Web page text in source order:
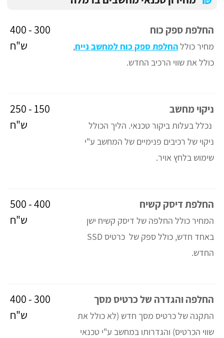
החלפת ספק כוח
מחיר כוללהחלפת ספק כוח למחשב נייח,
כולל את שווי הרכיב החדש.
300 - 400
ש"ח
ניקוי מחשב
נכלל בעלות ביקור טכנאי. הליך הכולל
ניקוי של רכיבים פנימיים של המחשב ע"י
שימוש בלחץ אויר.
150 - 250
ש"ח
החלפת דיסק קשיח
המחיר כולל החלפה של דיסק קשיח ישן
באחד חדש, כולל ספק של כרטיס SSD
החדש.
400 - 500
ש"ח
החלפה והגדרה של כרטיס מסך
התקנה של כרטיס מסך חדש (לא כולל את
שווי הכרטיס) והגדרותו במחשב ע"י טכנאי
300 - 400
ש"ח